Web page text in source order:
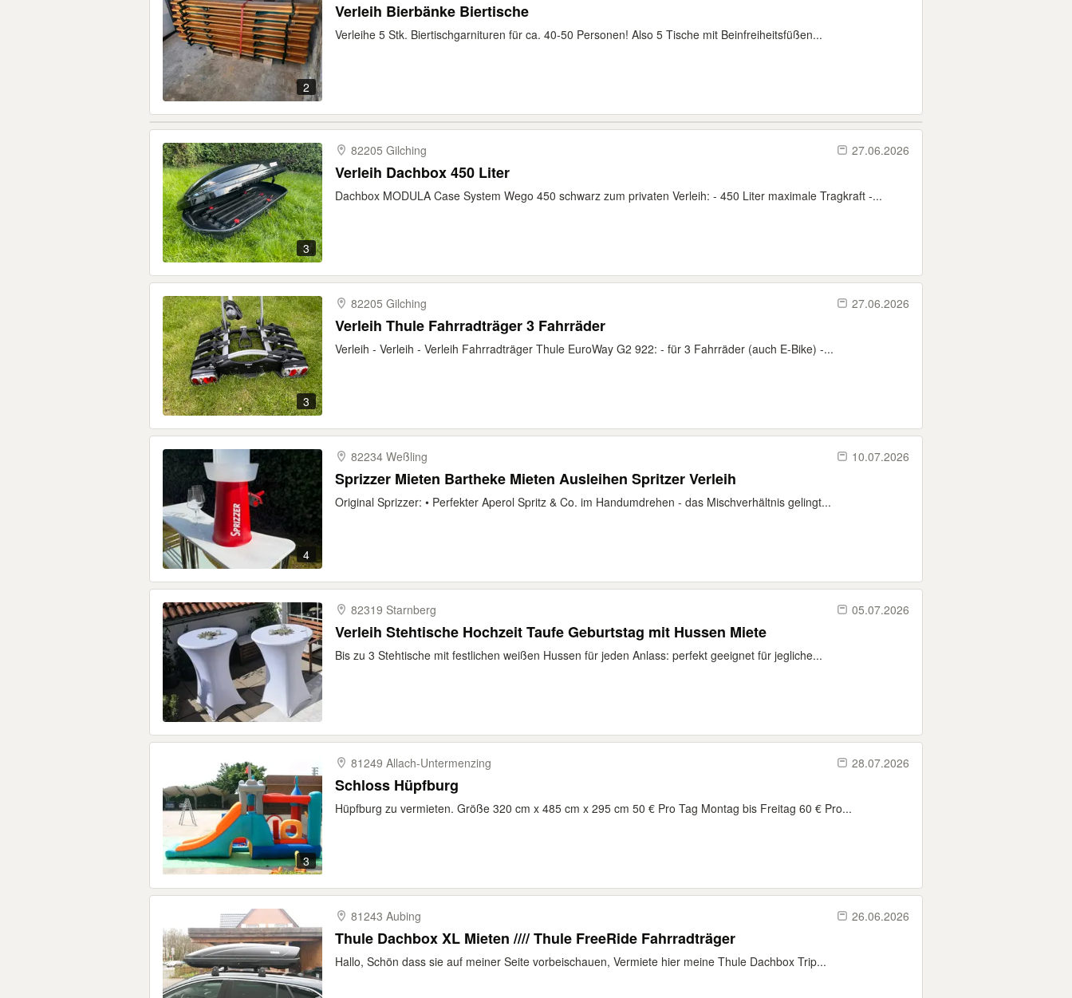
2
Verleih Bierbänke Biertische
Verleihe 5 Stk. Biertischgarnituren für ca. 40-50 Personen! Also 5 Tische mit Beinfreiheitsfüßen...
3
82205 Gilching 27.06.2026
Verleih Dachbox 450 Liter
Dachbox MODULA Case System Wego 450 schwarz zum privaten Verleih: - 450 Liter maximale Tragkraft -...
3
82205 Gilching 27.06.2026
Verleih Thule Fahrradträger 3 Fahrräder
Verleih - Verleih - Verleih Fahrradträger Thule EuroWay G2 922: - für 3 Fahrräder (auch E-Bike) -...
4
82234 Weßling 10.07.2026
Sprizzer Mieten Bartheke Mieten Ausleihen Spritzer Verleih
Original Sprizzer: • Perfekter Aperol Spritz & Co. im Handumdrehen - das Mischverhältnis gelingt...
82319 Starnberg 05.07.2026
Verleih Stehtische Hochzeit Taufe Geburtstag mit Hussen Miete
Bis zu 3 Stehtische mit festlichen weißen Hussen für jeden Anlass: perfekt geeignet für jegliche...
3
81249 Allach-​Untermenzing 28.07.2026
Schloss Hüpfburg
Hüpfburg zu vermieten. Größe 320 cm x 485 cm x 295 cm 50 € Pro Tag Montag bis Freitag 60 € Pro...
81243 Aubing 26.06.2026
Thule Dachbox XL Mieten //// Thule FreeRide Fahrradträger
Hallo, Schön dass sie auf meiner Seite vorbeischauen, Vermiete hier meine Thule Dachbox Trip...